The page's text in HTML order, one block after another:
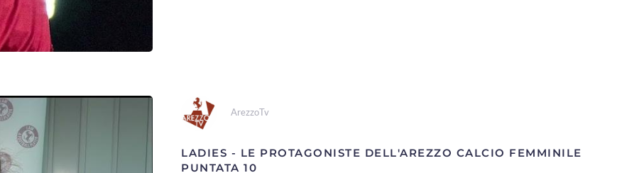
ArezzoTv
LADIES - LE PROTAGONISTE DELL'AREZZO CALCIO FEMMINILE
PUNTATA 10